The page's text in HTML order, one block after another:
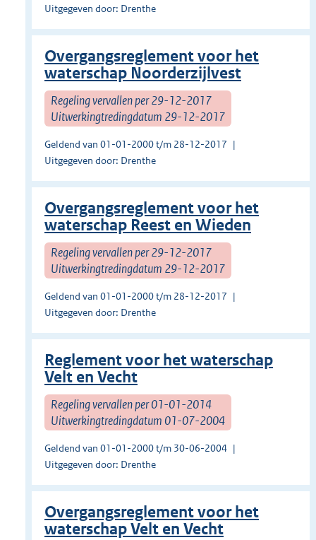
Uitgegeven door: Drenthe
Overgangsreglement voor het
waterschap Noorderzijlvest
Regeling vervallen per 29-12-2017
Uitwerkingtredingdatum 29-12-2017
Geldend van 01-01-2000 t/m 28-12-2017
Uitgegeven door: Drenthe
Overgangsreglement voor het
waterschap Reest en Wieden
Regeling vervallen per 29-12-2017
Uitwerkingtredingdatum 29-12-2017
Geldend van 01-01-2000 t/m 28-12-2017
Uitgegeven door: Drenthe
Reglement voor het waterschap
Velt en Vecht
Regeling vervallen per 01-01-2014
Uitwerkingtredingdatum 01-07-2004
Geldend van 01-01-2000 t/m 30-06-2004
Uitgegeven door: Drenthe
Overgangsreglement voor het
waterschap Velt en Vecht